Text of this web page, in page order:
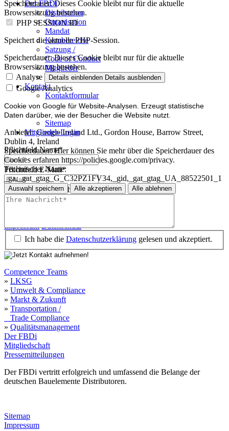
Der FBDi
Distribution
Organisation
Mandat
Kernbereiche
Satzung /
Code of Conduct
Mitglieder
Mitglied werden
Kontakt
Kontaktformular
Impressum
Datenschutz
Sitemap
Mitglieder-Login
PflichtfeldName*
PflichtfeldE-Mail*
PflichtfeldIhre Nachricht *
Ich habe die Datenschutzerklärung gelesen und akzeptiert.
Competence Teams
» LKSG
» Umwelt & Compliance
» Markt & Zukunft
» Transportation /
Trade Compliance
» Qualitätsmanagement
Der FBDi
Mitgliedschaft
Pressemitteilungen
Der FBDi vertritt erfolgreich und umfassend die Belange der
deutschen Bauelemente Distributoren.
Sitemap
Impressum
Speicherdauer:Dieses Cookie bleibt nur für die aktuelle
Browsersitzung bestehen.
PHP SESSION ID
Speichert die aktuelle PHP-Session.
Speicherdauer:Dieses Cookie bleibt nur für die aktuelle
Browsersitzung bestehen.
Analyse
Details einblenden Details ausblenden
Google Analytics
Cookie von Google für Website-Analysen. Erzeugt statistische
Daten darüber, wie der Besucher die Website nutzt.
Anbieter:Google Ireland Ltd., Gordon House, Barrow Street,
Dublin 4, Ireland
Speicherdauer:Hier können Sie mehr über die Speicherdauer des
Cookies erfahren https://policies.google.com/privacy.
Technischer Name:
_ga,_gat_gtag_G_C32PZ1FV34,_gid,_gat_gtag_UA_88522501_1
Auswahl speichern Alle akzeptieren Alle ablehnen
Impressum Datenschutz